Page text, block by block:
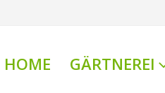
HOME GÄRTNEREI